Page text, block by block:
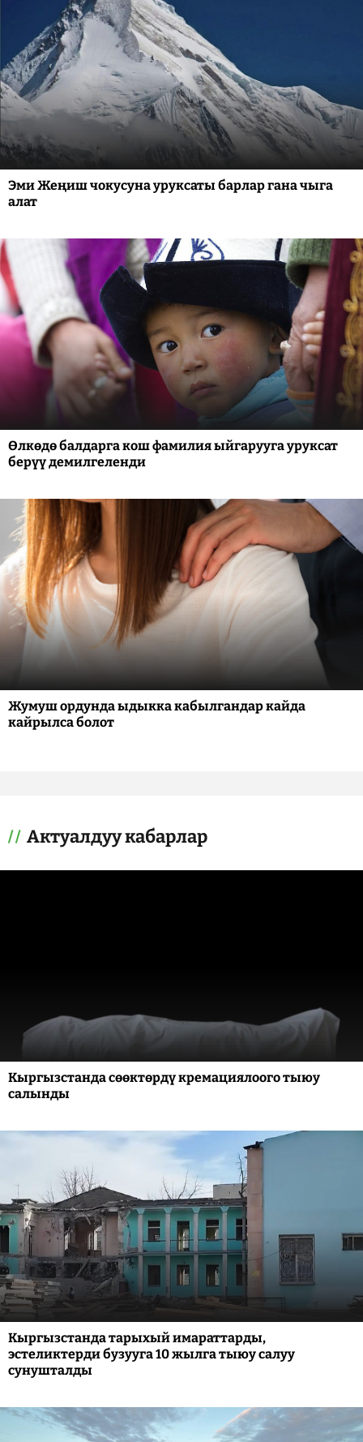
Эми Жеңиш чокусуна уруксаты барлар гана чыга
алат
Өлкөдө балдарга кош фамилия ыйгарууга уруксат
берүү демилгеленди
Жумуш ордунда ыдыкка кабылгандар кайда
кайрылса болот
Актуалдуу кабарлар
Кыргызстанда сөөктөрдү кремациялоого тыюу
салынды
Кыргызстанда тарыхый имараттарды,
эстеликтерди бузууга 10 жылга тыюу салуу
сунушталды